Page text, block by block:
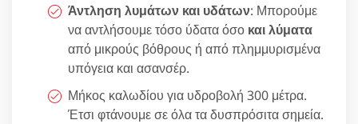
Άντληση λυμάτων και υδάτων: Μπορούμε
να αντλήσουμε τόσο ύδατα όσο και λύματα
από μικρούς βόθρους ή από πλημμυρισμένα
υπόγεια και ασανσέρ.
Μήκος καλωδίου για υδροβολή 300 μέτρα.
Έτσι φτάνουμε σε όλα τα δυσπρόσιτα σημεία.